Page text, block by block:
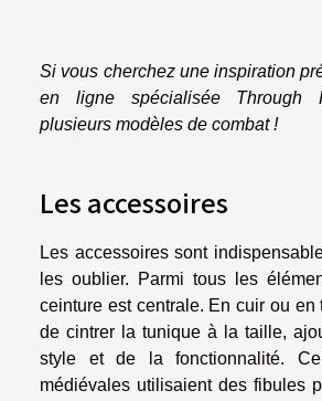
Si vous cherchez une inspiration
en ligne spécialisée Through
plusieurs modèles de combat !
Les accessoires
Les accessoires sont
les oublier. Parmi tous les
ceinture est centrale. En cuir ou en
de cintrer la tunique à la taille,
style et de la fonctionnalité.
médiévales utilisaient des fibules